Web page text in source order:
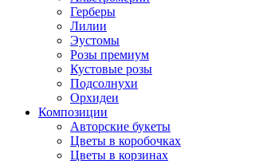
Герберы
Лилии
Эустомы
Розы премиум
Кустовые розы
Подсолнухи
Орхидеи
Композиции
Авторские букеты
Цветы в коробочках
Цветы в корзинах